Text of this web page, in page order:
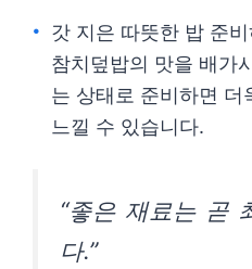
갓 지은 따뜻한 밥 준
참치덮밥의 맛을 배가
는 상태로 준비하면 더
느낄 수 있습니다.
“좋은 재료는 곧
다.”